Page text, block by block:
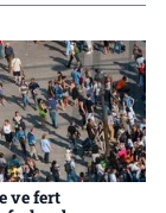
ve fert